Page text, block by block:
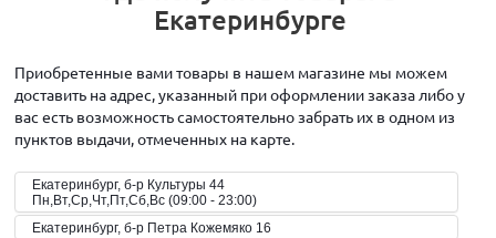
Екатеринбурге
Приобретенные вами товары в нашем магазине мы можем
доставить на адрес, указанный при оформлении заказа либо у
вас есть возможность самостоятельно забрать их в одном из
пунктов выдачи, отмеченных на карте.
Екатеринбург, б-р Культуры 44
Пн,Вт,Ср,Чт,Пт,Сб,Вс (09:00 - 23:00)
Екатеринбург, б-р Петра Кожемяко 16